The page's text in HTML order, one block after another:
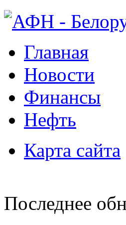
Главная
Новости
Финансы
Нефть
Карта сайта
Последнее